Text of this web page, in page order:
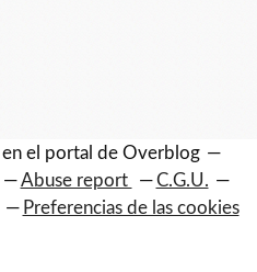
en el portal de Overblog
Abuse report
C.G.U.
Preferencias de las cookies